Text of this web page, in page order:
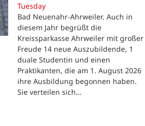
Tuesday
Bad Neuenahr-Ahrweiler. Auch in
diesem Jahr begrüßt die
Kreissparkasse Ahrweiler mit großer
Freude 14 neue Auszubildende, 1
duale Studentin und einen
Praktikanten, die am 1. August 2026
ihre Ausbildung begonnen haben.
Sie verteilen sich…